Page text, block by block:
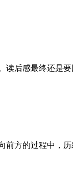
后感最终还是
方的过程中，